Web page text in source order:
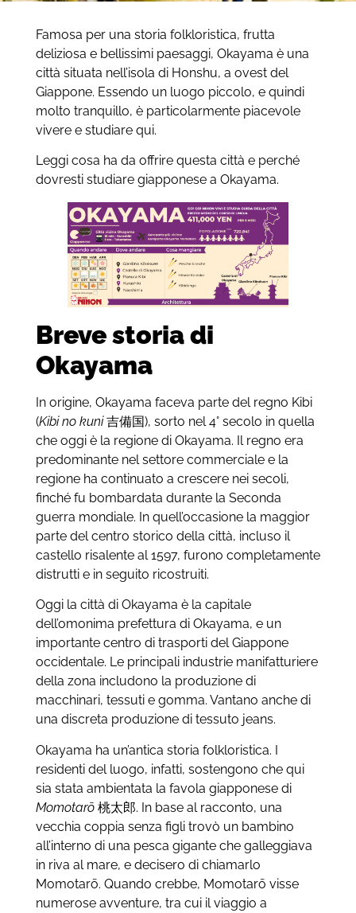
Famosa per una storia folkloristica, frutta
deliziosa e bellissimi paesaggi, Okayama è una
città situata nell’isola di Honshu, a ovest del
Giappone. Essendo un luogo piccolo, e quindi
molto tranquillo, è particolarmente piacevole
vivere e studiare qui.
Leggi cosa ha da offrire questa città e perché
dovresti studiare giapponese a Okayama.
Breve storia di
Okayama
In origine, Okayama faceva parte del regno Kibi
(Kibi no kuni吉備国), sorto nel 4° secolo in quella
che oggi è la regione di Okayama. Il regno era
predominante nel settore commerciale e la
regione ha continuato a crescere nei secoli,
finché fu bombardata durante la Seconda
guerra mondiale. In quell’occasione la maggior
parte del centro storico della città, incluso il
castello risalente al 1597, furono completamente
distrutti e in seguito ricostruiti.
Oggi la città di Okayama è la capitale
dell’omonima prefettura di Okayama, e un
importante centro di trasporti del Giappone
occidentale. Le principali industrie manifatturiere
della zona includono la produzione di
macchinari, tessuti e gomma. Vantano anche di
una discreta produzione di tessuto jeans.
Okayama ha un’antica storia folkloristica. I
residenti del luogo, infatti, sostengono che qui
sia stata ambientata la favola giapponese di
Momotarō桃太郎. In base al racconto, una
vecchia coppia senza figli trovò un bambino
all’interno di una pesca gigante che galleggiava
in riva al mare, e decisero di chiamarlo
Momotarō. Quando crebbe, Momotarō visse
numerose avventure, tra cui il viaggio a